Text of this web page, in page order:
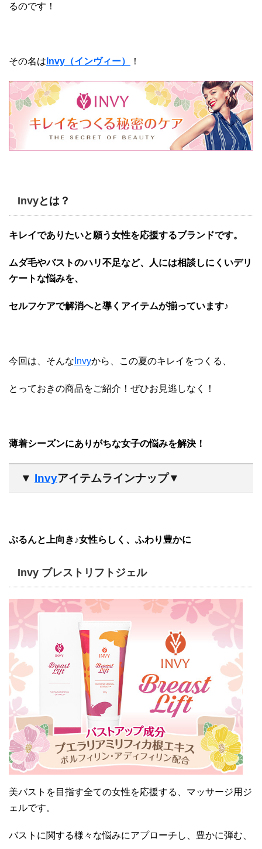
るのです！
その名は Invy（インヴィー） ！
Invyとは？
キレイでありたいと願う女性を応援するブランドです。
ムダ毛やバストのハリ不足など、人には相談しにくいデリ
ケートな悩みを、
セルフケアで解消へと導くアイテムが揃っています♪
今回は、そんな Invyから、この夏のキレイをつくる、
とっておきの商品をご紹介！ぜひお見逃しなく！
薄着シーズンにありがちな女子の悩みを解決！
▼ Invyアイテムラインナップ▼
ぷるんと上向き♪女性らしく、ふわり豊かに
Invy ブレストリフトジェル
美バストを目指す全ての女性を応援する、マッサージ用ジ
ェルです。
バストに関する様々な悩みにアプローチし、豊かに弾む、